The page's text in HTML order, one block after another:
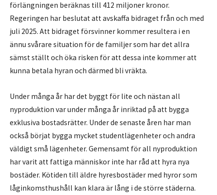
förlängningen beräknas till 412 miljoner kronor.
Regeringen har beslutat att avskaffa bidraget från och med
juli 2025. Att bidraget försvinner kommer resultera i en
ännu svårare situation för de familjer som har det allra
sämst ställt och öka risken för att dessa inte kommer att
kunna betala hyran och därmed bli vräkta.
Under många år har det byggt för lite och nästan all
nyproduktion var under många år inriktad på att bygga
exklusiva bostadsrätter. Under de senaste åren har man
också börjat bygga mycket studentlägenheter och andra
väldigt små lägenheter. Gemensamt för all nyproduktion
har varit att fattiga människor inte har råd att hyra nya
bostäder. Kötiden till äldre hyresbostäder med hyror som
låginkomsthushåll kan klara är lång i de större städerna.